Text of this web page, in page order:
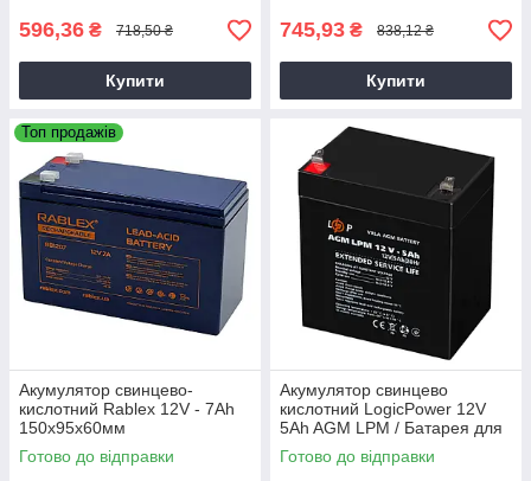
596,36 ₴ 718,50 ₴
Купити
745,93 ₴ 838,12 ₴
Купити
Топ продажів
Акумулятор свинцево-
кислотний Rablex 12V - 7Ah
150x95x60мм
Готово до відправки
Акумулятор свинцево
кислотний LogicPower 12V
5Ah AGM LPM / Батарея для
ДБЖ UPS, світильників,
іграшок
Готово до відправки